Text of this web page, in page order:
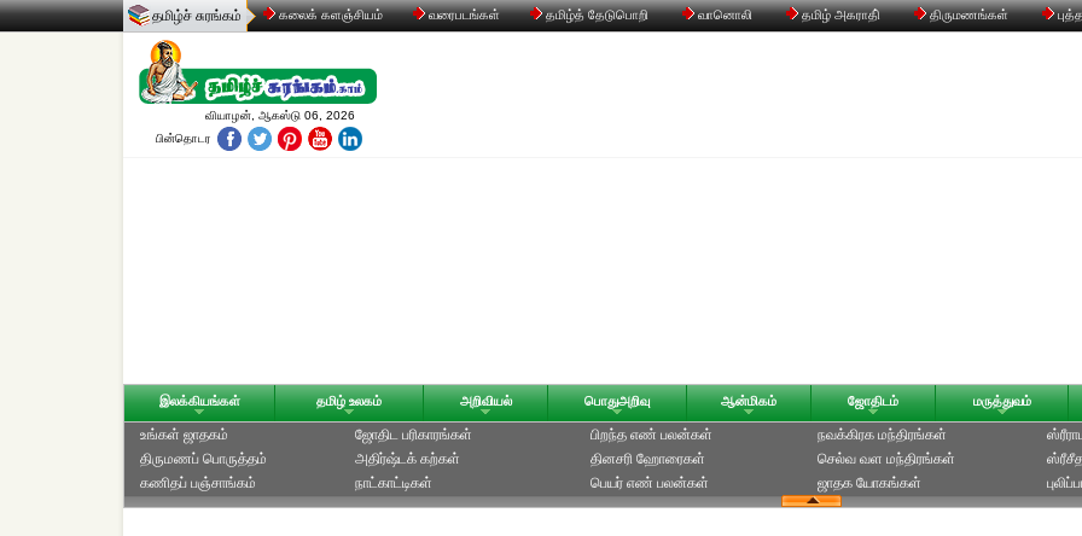
தமிழ்ச் சுரங்கம் கலைக் களஞ்சியம் வரைபடங்கள் தமிழ்த் தேடுபொறி வானொலி தமிழ் அகராதி் திருமணங்கள்
வியாழன், ஆகஸ்டு 06, 2026
பின்தொடர
இலக்கியங்கள் தமிழ் உலகம் அறிவியல் பொதுஅறிவு ஆன்மிகம் ஜோதிடம் மருத்துவம்
உங்கள் ஜாதகம்
திருமணப் பொருத்தம்
கணிதப் பஞ்சாங்கம்
ஜோதிட ப‌ரிகார‌ங்க‌ள்
அதிர்ஷ்டக் கற்கள்
நாட்காட்டிகள்
பிறந்த எண் பலன்கள்
தினசரி ஹோரைகள்
பெயர் எண் பலன்கள்
நவக்கிரக மந்திரங்கள்
செல்வ வள மந்திரங்கள்
ஜாதக யோகங்கள்